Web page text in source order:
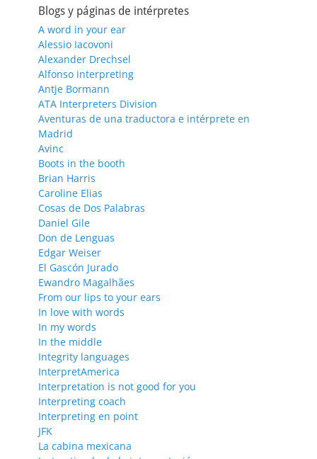
Blogs y páginas de intérpretes
A word in your ear
Alessio Iacovoni
Alexander Drechsel
Alfonso interpreting
Antje Bormann
ATA Interpreters Division
Aventuras de una traductora e intérprete en
Madrid
Avinc
Boots in the booth
Brian Harris
Caroline Elias
Cosas de Dos Palabras
Daniel Gile
Don de Lenguas
Edgar Weiser
El Gascón Jurado
Ewandro Magalhães
From our lips to your ears
In love with words
In my words
In the middle
Integrity languages
InterpretAmerica
Interpretation is not good for you
Interpreting coach
Interpreting en point
JFK
La cabina mexicana